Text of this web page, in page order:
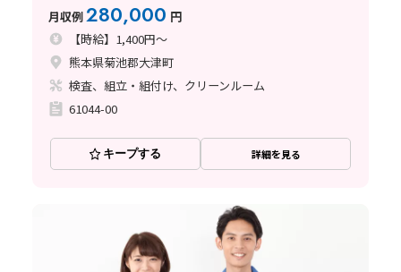
月収例280,000 円
【時給】1,400円～
熊本県菊池郡大津町
検査、組立・組付け、クリーンルーム
61044-00
キープする 詳細を見る